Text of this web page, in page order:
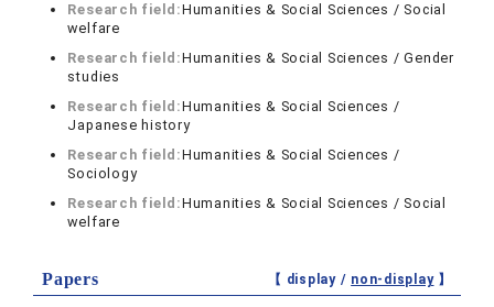
Research field:Humanities & Social Sciences / Social
welfare
Research field:Humanities & Social Sciences / Gender
studies
Research field:Humanities & Social Sciences /
Japanese history
Research field:Humanities & Social Sciences /
Sociology
Research field:Humanities & Social Sciences / Social
welfare
Papers 【 display / non-display】